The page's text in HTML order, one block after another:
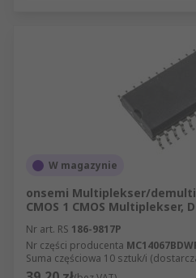
W magazynie
onsemi Multiplekser/
CMOS 1 CMOS Multiplekser,
Nr art. RS 186-9817P
Nr części producenta
Suma częściowa 10 sztuk/i